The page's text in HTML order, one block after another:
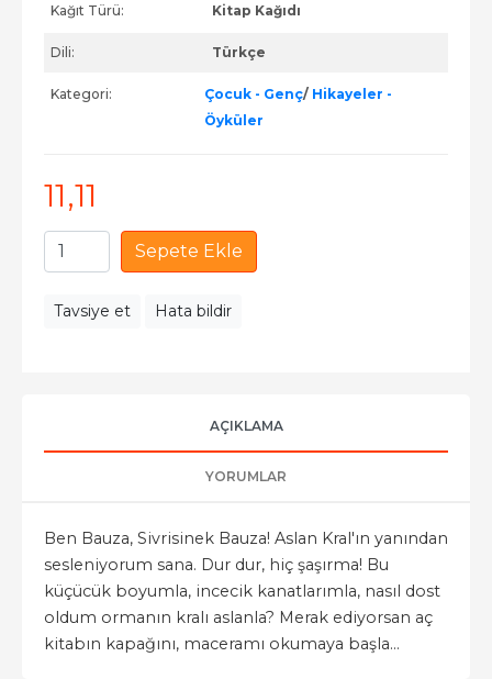
Kağıt Türü: Kitap Kağıdı
Dili: Türkçe
Kategori: Çocuk - Genç/ Hikayeler -
Öyküler
11,11
Sepete Ekle
Tavsiye et Hata bildir
AÇIKLAMA
YORUMLAR
Ben Bauza, Sivrisinek Bauza! Aslan Kral'ın yanından
sesleniyorum sana. Dur dur, hiç şaşırma! Bu
küçücük boyumla, incecik kanatlarımla, nasıl dost
oldum ormanın kralı aslanla? Merak ediyorsan aç
kitabın kapağını, maceramı okumaya başla...